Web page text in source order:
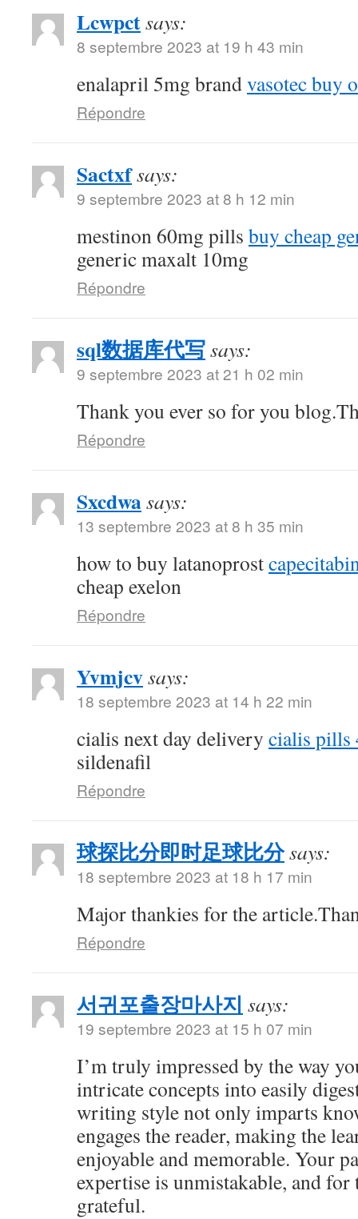
Lcwpctsays:
8 septembre 2023 at 19 h 43 min
enalapril 5mg brandvasotec buy
Répondre
Sactxfsays:
9 septembre 2023 at 8 h 12 min
mestinon 60mg pills buy cheap
generic maxalt 10mg
Répondre
sql数据库代写says:
9 septembre 2023 at 21 h 02 min
Thank you ever so for you
Répondre
Sxcdwasays:
13 septembre 2023 at 8 h 35 min
how to buy latanoprost
cheap exelon
Répondre
Yvmjcvsays:
18 septembre 2023 at 14 h 22 min
cialis next day delivery cialis pills
sildenafil
Répondre
球探比分即时足球比分says:
18 septembre 2023 at 18 h 17 min
Major thankies for the
Répondre
서귀포출장마사지 says:
19 septembre 2023 at 15 h 07 min
I’m truly impressed by the way
intricate concepts into easily
writing style not only imparts
engages the reader, making the
enjoyable and memorable. Your
expertise is unmistakable, and for
grateful.